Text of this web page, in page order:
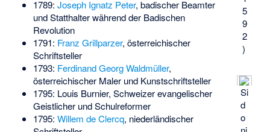
5
9
2
)
Si
d
o
1789: Joseph Ignatz Peter, badischer Beamter
und Statthalter während der Badischen
Revolution
1791: Franz Grillparzer, österreichischer
Schriftsteller
1793: Ferdinand Georg Waldmüller,
österreichischer Maler und Kunstschriftsteller
1795: Louis Burnier, Schweizer evangelischer
Geistlicher und Schulreformer
1795: Willem de Clercq, niederländischer